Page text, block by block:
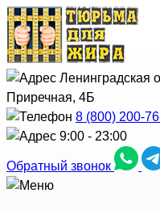
Ленинградская
Приречная, 4Б
8 (800) 200-
9:00 - 23:00
Обратный звонок